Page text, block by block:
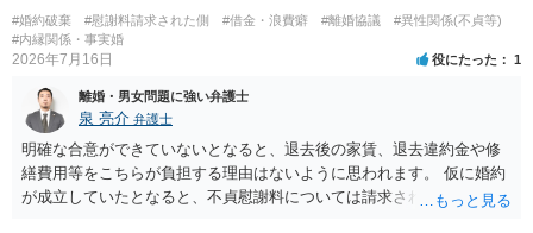
#婚約破棄 #慰謝料請求された側 #借金・浪費癖 #離婚協議
#異性関係(不貞等)
#内縁関係・事実婚
2026年7月16日 役にたった 1
離婚・男女問題に強い弁護士
泉 亮介 弁護士
明確な合意ができていないとなると、退去後の家賃、退去違約金や修
繕費用等をこちらが負担する理由はないように思われます。 仮に婚約
が成立していたとなると、不貞慰謝料については請求される可能性が